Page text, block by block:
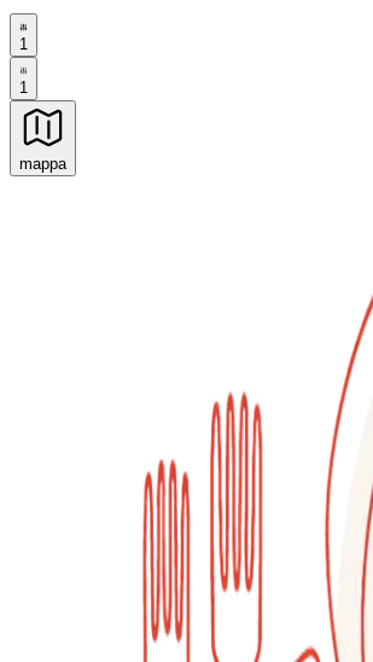
1
1
mappa
Esperienze culinarie indimenticabili: